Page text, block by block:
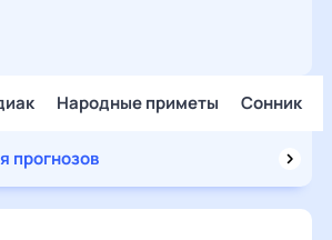
Народные приметы Сонник
прогнозов